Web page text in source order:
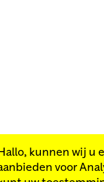
kunnen wij u
voor